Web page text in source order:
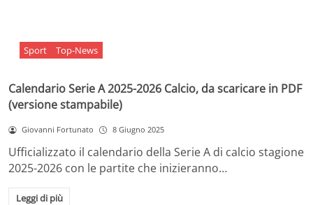
Sport Top-News
Calendario Serie A 2025-2026 Calcio, da scaricare in PDF
(versione stampabile)
Giovanni Fortunato 8 Giugno 2025
Ufficializzato il calendario della Serie A di calcio stagione
2025-2026 con le partite che inizieranno…
Leggi di più